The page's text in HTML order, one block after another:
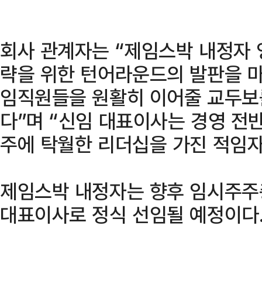
회사 관계자는 “제임스박 내정
략을 위한 턴어라운드의 발판을
임직원들을 원활히 이어줄 교두
다”며 “신임 대표이사는 경영 전
주에 탁월한 리더십을 가진 적임
제임스박 내정자는 향후 임시주
대표이사로 정식 선임될 예정이